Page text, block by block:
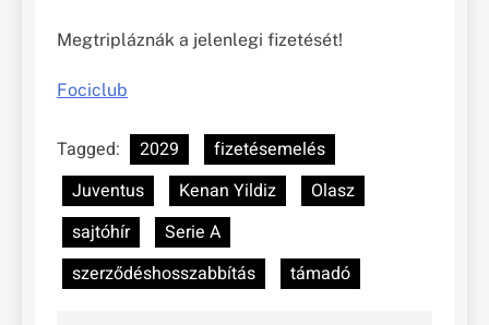
Megtripláznák a jelenlegi fizetését!
Fociclub
Tagged: 2029
fizetésemelés
Juventus
Kenan Yildiz
Olasz
sajtóhír
Serie A
szerződéshosszabbítás
támadó